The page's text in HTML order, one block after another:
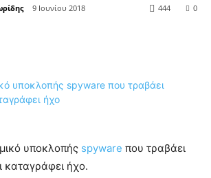
9 Ιουνίου 2018 0
444
υποκλοπής spyware που τραβάει
καταγράφει ήχο.